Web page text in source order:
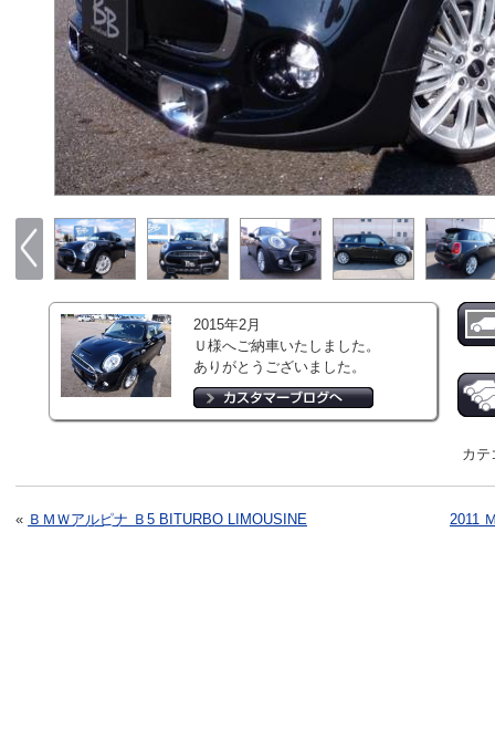
2015年2月
Ｕ様へご納車いたしました。
ありがとうございました。
カテ
« ＢＭＷアルピナ Ｂ5 BITURBO LIMOUSINE 2011